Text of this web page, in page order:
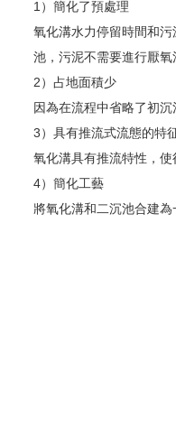
1）簡化了預處理
氧化溝水力停留時間和
池，污泥不需要進行厭氧
2）占地面積少
因為在流程中省略了初
3）具有推流式流態的特
氧化溝具有推流特性，
4）簡化工藝
將氧化溝和二沉池合建